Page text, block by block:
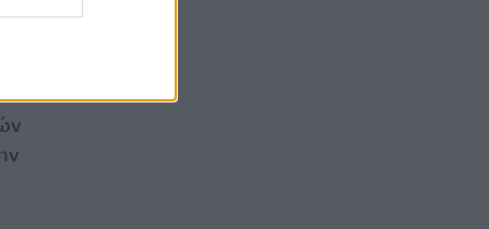
το